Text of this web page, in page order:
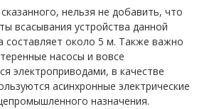
нельзя не добавить, что
всасывания устройства данной
составляет около 5 м. Также важно
насосы и вовсе
электроприводами, в качестве
асинхронные электрические
назначения.